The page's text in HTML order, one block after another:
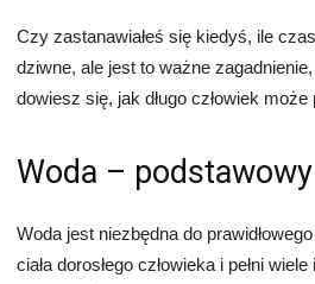
Czy zastanawiałeś się kiedyś, ile
dziwne, ale jest to ważne
dowiesz się, jak długo człowiek
Woda –
Woda jest niezbędna do
ciała dorosłego człowieka i pełni